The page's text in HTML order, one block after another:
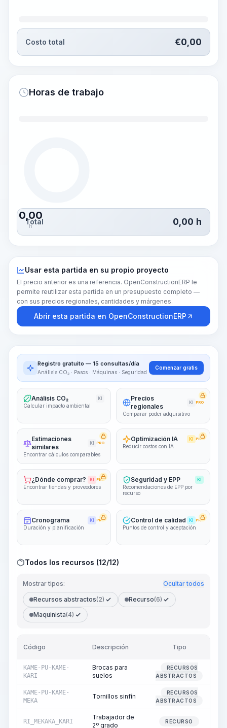
Costo total €0,00
Horas de trabajo
0,00
h
Total 0,00 h
Usar esta partida en su propio proyecto
El precio anterior es una referencia. OpenConstructionERP le
permite reutilizar esta partida en un presupuesto completo —
con sus precios regionales, cantidades y márgenes.
Abrir esta partida en OpenConstructionERP
Registro gratuito — 15 consultas/día
Análisis CO₂ · Pasos · Máquinas · Seguridad
Comenzar gratis
Análisis CO₂ KI
Calcular impacto ambiental
Precios
regionales
KI PRO
Comparar poder adquisitivo
Estimaciones
similares
KI PRO
Encontrar cálculos comparables
Optimización IA KI PRO
Reducir costos con IA
¿Dónde comprar? KI PRO
Encontrar tiendas y proveedores
Seguridad y EPP KI
Recomendaciones de EPP por
recurso
Cronograma KI PRO
Duración y planificación
Control de calidad KI PRO
Puntos de control y aceptación
Todos los recursos (12/12)
Mostrar tipos: Ocultar todos
Recursos abstractos(2) Recurso(6)
Maquinista(4)
Código Descripción Tipo
KAME-PU-KAME-
KARI
Brocas para
suelos
RECURSOS
ABSTRACTOS
KAME-PU-KAME-
MEKA
Tornillos sinfín
RECURSOS
ABSTRACTOS
RI_MEKAKA_KARI
Trabajador de
2º grado
RECURSO